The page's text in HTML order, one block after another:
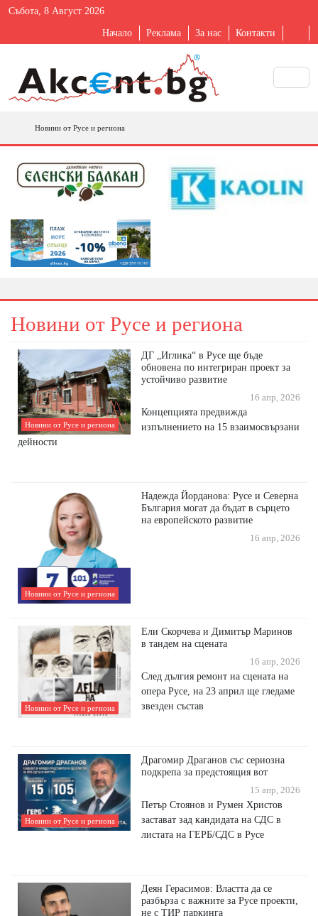
Събота, 8 Август 2026
Начало Реклама За нас Контакти
Новини от Русе и региона
Новини от Русе и региона
Новини от Русе и региона
ДГ „Иглика“ в Русе ще бъде
обновена по интегриран проект за
устойчиво развитие
16 апр, 2026
Концепцията предвижда
изпълнението на 15 взаимосвързани
дейности
Новини от Русе и региона
Надежда Йорданова: Русе и Северна
България могат да бъдат в сърцето
на европейското развитие
16 апр, 2026
Новини от Русе и региона
Ели Скорчева и Димитър Маринов
в тандем на сцената
16 апр, 2026
След дългия ремонт на сцената на
опера Русе, на 23 април ще гледаме
звезден състав
Новини от Русе и региона
Драгомир Драганов със сериозна
подкрепа за предстоящия вот
15 апр, 2026
Петър Стоянов и Румен Христов
застават зад кандидата на СДС в
листата на ГЕРБ/СДС в Русе
Деян Герасимов: Властта да се
разбърза с важните за Русе проекти,
не с ТИР паркинга